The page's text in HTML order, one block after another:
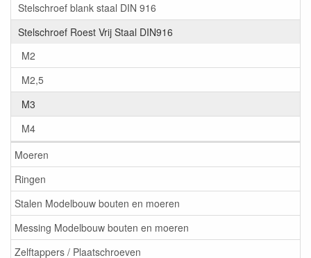
Stelschroef blank staal DIN 916
Stelschroef Roest Vrij Staal DIN916
M2
M2,5
M3
M4
Moeren
Ringen
Stalen Modelbouw bouten en moeren
Messing Modelbouw bouten en moeren
Zelftappers / Plaatschroeven